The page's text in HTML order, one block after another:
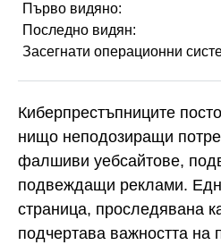
Първо видяно:
Последно видян:
Засегнати операционни
Киберпрестъпниците
нищо неподозиращи
фалшиви уебсайтове,
подвеждащи реклами.
страница, проследявана
подчертава важността на